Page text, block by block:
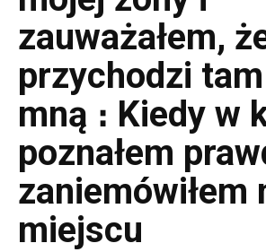
zauważałem,
przychodzi
mną ։ Kiedy w
poznałem
zaniemówiłem
miejscu